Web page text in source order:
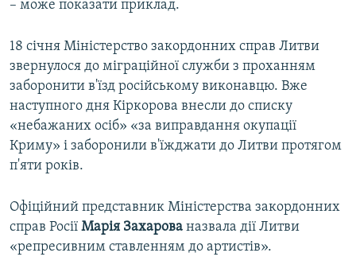
– може показати приклад.
18 січня Міністерство закордонних справ Литви
звернулося до міграційної служби з проханням
заборонити в'їзд російському виконавцю. Вже
наступного дня Кіркорова внесли до списку
«небажаних осіб» «за виправдання окупації
Криму» і заборонили в'їжджати до Литви протягом
п'яти років.
Офіційний представник Міністерства закордонних
справ Росії Марія Захарова назвала дії Литви
«репресивним ставленням до артистів».